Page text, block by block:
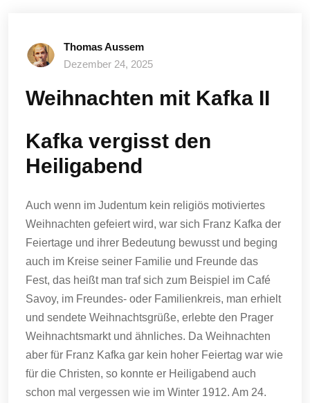
Thomas Aussem
Dezember 24, 2025
Weihnachten mit Kafka II
Kafka vergisst den
Heiligabend
Auch wenn im Judentum kein religiös motiviertes
Weihnachten gefeiert wird, war sich Franz Kafka der
Feiertage und ihrer Bedeutung bewusst und beging
auch im Kreise seiner Familie und Freunde das
Fest, das heißt man traf sich zum Beispiel im Café
Savoy, im Freundes- oder Familienkreis, man erhielt
und sendete Weihnachtsgrüße, erlebte den Prager
Weihnachtsmarkt und ähnliches. Da Weihnachten
aber für Franz Kafka gar kein hoher Feiertag war wie
für die Christen, so konnte er Heiligabend auch
schon mal vergessen wie im Winter 1912. Am 24.